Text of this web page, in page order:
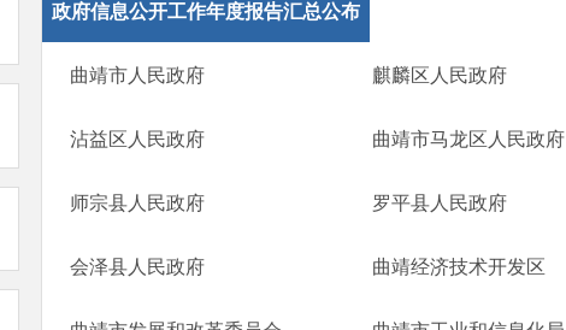
政府信息公开工作年度报告汇总公布
曲靖市人民政府 麒麟区人民政府
沾益区人民政府 曲靖市马龙区人民政府
师宗县人民政府 罗平县人民政府
会泽县人民政府 曲靖经济技术开发区